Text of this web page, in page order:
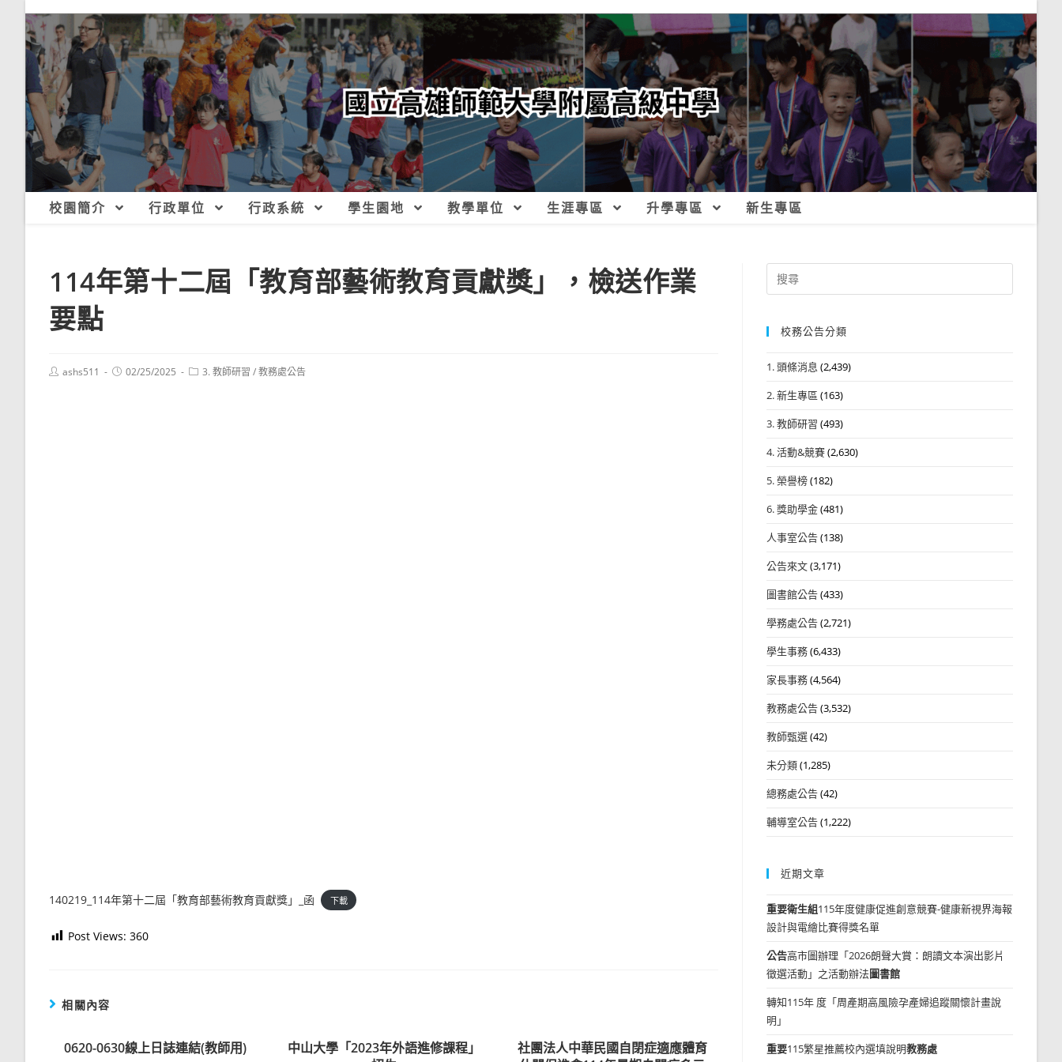
校園簡介 行政單位 行政系統 學生園地 教學單位 生涯專區 升學專區 新生專區
114年第十二屆「教育部藝術教育貢獻獎」，檢送作業
要點
Postashs511
Post02/25/2025
Post3. 教師研習 /教務處公告
140219_114年第十二屆「教育部藝術教育貢獻獎」_函 下載
Post Views: 360
相關內容
0620-0630線上日誌連結(教師用)
中山大學「2023年外語進修課程」
社團法人中華民國自閉症適應體育
Search
for:
校務公告分類
1. 頭條消息 (2,439)
2. 新生專區 (163)
3. 教師研習 (493)
4. 活動&競賽(2,630)
5. 榮譽榜(182)
6. 獎助學金(481)
人事室公告(138)
公告來文(3,171)
圖書館公告(433)
學務處公告(2,721)
學生事務(6,433)
家長事務(4,564)
教務處公告(3,532)
教師甄選(42)
未分類(1,285)
總務處公告(42)
輔導室公告(1,222)
近期文章
重要衛生組115年度健康促進創意競賽-健康新視界海報
設計與電繪比賽得獎名單
公告高市圖辦理「2026朗聲大賞：朗讀文本演出影片
徵選活動」之活動辦法圖書館
轉知115年 度「周產期高風險孕產婦追蹤關懷計畫說
明」
重要115繁星推薦校內選填說明教務處